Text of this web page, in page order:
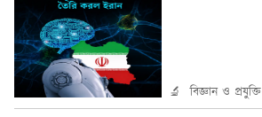
🔬 বিজ্ঞান ও প্রযুক্তি